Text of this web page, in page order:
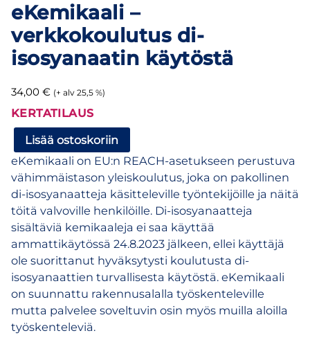
eKemikaali –
verkkokoulutus di-
isosyanaatin käytöstä
34,00 € (+ alv 25,5 %)
KERTATILAUS
eKemikaali
–
verkkokoulutus
di-
isosyanaatin
käytöstä
määrä
Lisää ostoskoriin
eKemikaali on EU:n REACH-asetukseen perustuva
vähimmäistason yleiskoulutus, joka on pakollinen
di-isosyanaatteja käsitteleville työntekijöille ja näitä
töitä valvoville henkilöille. Di-isosyanaatteja
sisältäviä kemikaaleja ei saa käyttää
ammattikäytössä 24.8.2023 jälkeen, ellei käyttäjä
ole suorittanut hyväksytysti koulutusta di-
isosyanaattien turvallisesta käytöstä. eKemikaali
on suunnattu rakennusalalla työskenteleville
mutta palvelee soveltuvin osin myös muilla aloilla
työskenteleviä.